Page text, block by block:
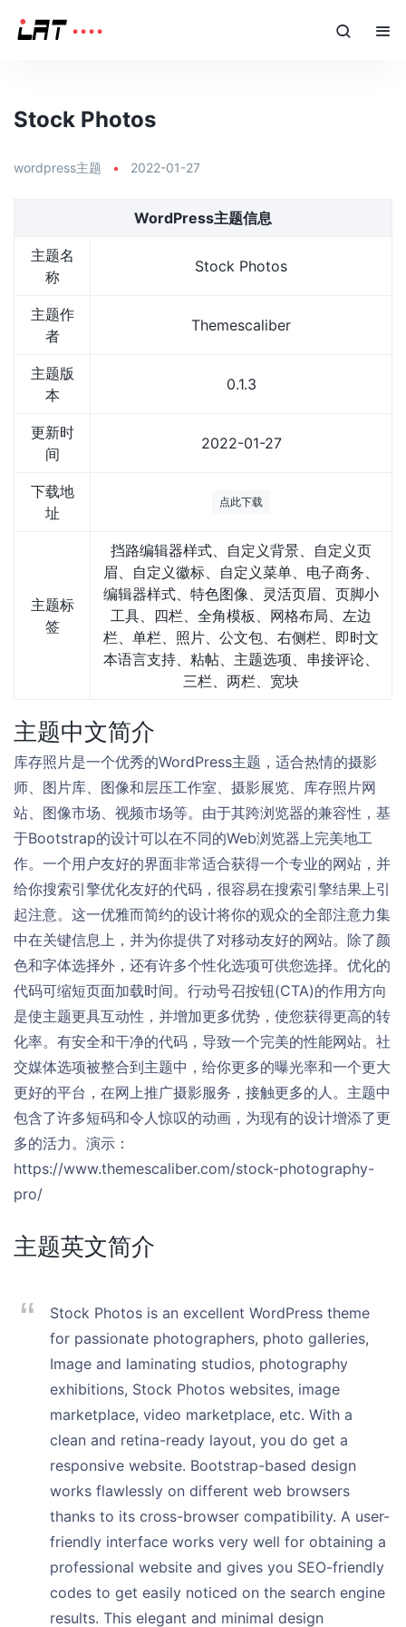
Stock Photos
wordpress主题 • 2022-01-27
WordPress主题信息
主题名
称
Stock Photos
主题作
者
Themescaliber
主题版
本
0.1.3
更新时
间
2022-01-27
下载地
址
点此下载
主题标
签
挡路编辑器样式、自定义背景、自定义页
眉、自定义徽标、自定义菜单、电子商务、
编辑器样式、特色图像、灵活页眉、页脚小
工具、四栏、全角模板、网格布局、左边
栏、单栏、照片、公文包、右侧栏、即时文
本语言支持、粘帖、主题选项、串接评论、
三栏、两栏、宽块
主题中文简介
库存照片是一个优秀的WordPress主题，适合热情的摄影
师、图片库、图像和层压工作室、摄影展览、库存照片网
站、图像市场、视频市场等。由于其跨浏览器的兼容性，基
于Bootstrap的设计可以在不同的Web浏览器上完美地工
作。一个用户友好的界面非常适合获得一个专业的网站，并
给你搜索引擎优化友好的代码，很容易在搜索引擎结果上引
起注意。这一优雅而简约的设计将你的观众的全部注意力集
中在关键信息上，并为你提供了对移动友好的网站。除了颜
色和字体选择外，还有许多个性化选项可供您选择。优化的
代码可缩短页面加载时间。行动号召按钮(CTA)的作用方向
是使主题更具互动性，并增加更多优势，使您获得更高的转
化率。有安全和干净的代码，导致一个完美的性能网站。社
交媒体选项被整合到主题中，给你更多的曝光率和一个更大
更好的平台，在网上推广摄影服务，接触更多的人。主题中
包含了许多短码和令人惊叹的动画，为现有的设计增添了更
多的活力。演示：
https://www.themescaliber.com/stock-photography-
pro/
主题英文简介
Stock Photos is an excellent WordPress theme
for passionate photographers, photo galleries,
Image and laminating studios, photography
exhibitions, Stock Photos websites, image
marketplace, video marketplace, etc. With a
clean and retina-ready layout, you do get a
responsive website. Bootstrap-based design
works flawlessly on different web browsers
thanks to its cross-browser compatibility. A user-
friendly interface works very well for obtaining a
professional website and gives you SEO-friendly
codes to get easily noticed on the search engine
results. This elegant and minimal design